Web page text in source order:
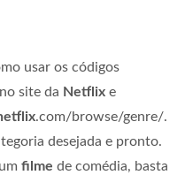
usar os códigos
site da Netflix e
.com/browse/genre/.
desejada e pronto.
filme de comédia, basta